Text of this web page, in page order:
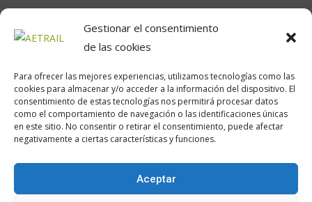
Gestionar el consentimiento
de las cookies
Para ofrecer las mejores experiencias, utilizamos tecnologías como las
cookies para almacenar y/o acceder a la información del dispositivo. El
consentimiento de estas tecnologías nos permitirá procesar datos
como el comportamiento de navegación o las identificaciones únicas
en este sitio. No consentir o retirar el consentimiento, puede afectar
negativamente a ciertas características y funciones.
Aceptar
Calle Daoiz, 12, Madrid